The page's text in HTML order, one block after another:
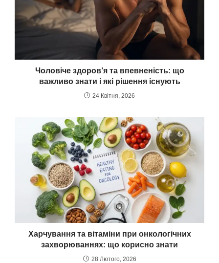
Чоловіче здоров’я та впевненість: що
важливо знати і які рішення існують
24 Квітня, 2026
Харчування та вітаміни при онкологічних
захворюваннях: що корисно знати
28 Лютого, 2026